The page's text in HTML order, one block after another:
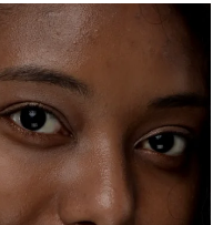
devices
essentials
Scalp
Gel
士
預計送達日期 8/13/26
預計送達日期
預計送達日期 8/11/26
預計送達日期 8/14/26